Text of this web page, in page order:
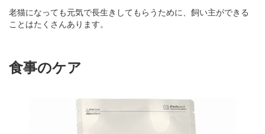
老猫になっても元気で長生きしてもらうために、飼い主ができる
ことはたくさんあります。
食事のケア